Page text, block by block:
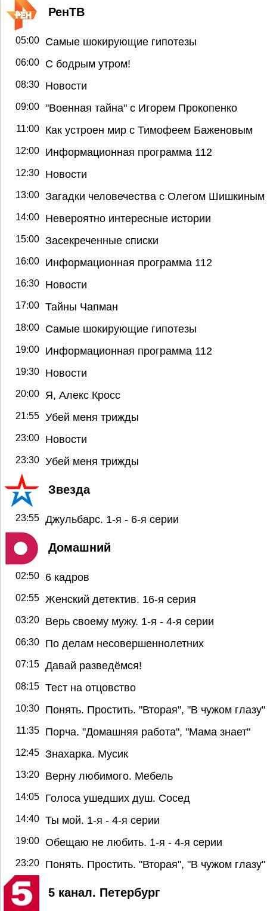
РенТВ
05:00 Самые шокирующие гипотезы
06:00 С бодрым утром!
08:30 Новости
09:00 "Военная тайна" с Игорем Прокопенко
11:00 Как устроен мир с Тимофеем Баженовым
12:00 Информационная программа 112
12:30 Новости
13:00 Загадки человечества с Олегом Шишкиным
14:00 Невероятно интересные истории
15:00 Засекреченные списки
16:00 Информационная программа 112
16:30 Новости
17:00 Тайны Чапман
18:00 Самые шокирующие гипотезы
19:00 Информационная программа 112
19:30 Новости
20:00 Я, Алекс Кросс
21:55 Убей меня трижды
23:00 Новости
23:30 Убей меня трижды
Звезда
23:55 Джульбарс. 1-я - 6-я серии
Домашний
02:50 6 кадров
02:55 Женский детектив. 16-я серия
03:20 Верь своему мужу. 1-я - 4-я серии
06:30 По делам несовершеннолетних
07:15 Давай разведёмся!
08:15 Тест на отцовство
10:30 Понять. Простить. "Вторая", "В чужом глазу"
11:35 Порча. "Домашняя работа", "Мама знает"
12:45 Знахарка. Мусик
13:20 Верну любимого. Мебель
14:05 Голоса ушедших душ. Сосед
14:40 Ты мой. 1-я - 4-я серии
19:00 Обещаю не любить. 1-я - 4-я серии
23:20 Понять. Простить. "Вторая", "В чужом глазу"
5 канал. Петербург